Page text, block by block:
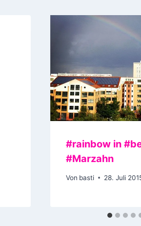
#rainbow in
#Marzahn
Von basti 28. Juli